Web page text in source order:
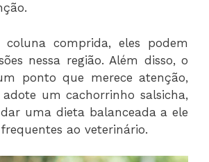
coluna comprida, eles podem
nessa região. Além disso, o
ponto que merece atenção,
adote um cachorrinho salsicha,
uma dieta balanceada a ele
ao veterinário.